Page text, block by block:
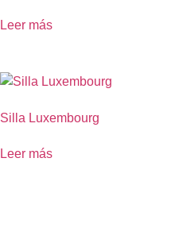
Leer más
Silla Luxembourg
Leer más